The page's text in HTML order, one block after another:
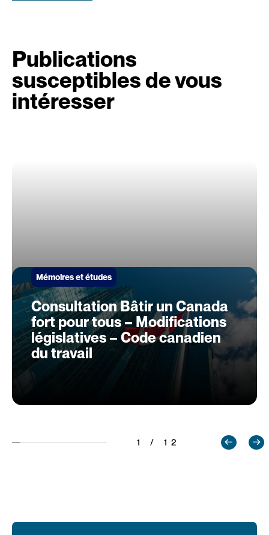
Publications
susceptibles de vous
intéresser
Mémoires et études
Consultation Bâtir un Canada
fort pour tous – Modifications
législatives – Code canadien
du travail
1 / 12